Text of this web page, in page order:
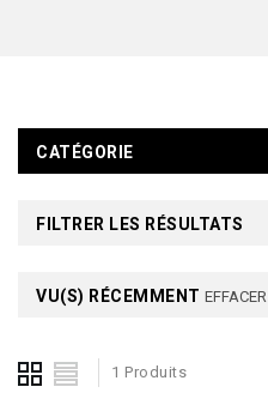
CATÉGORIE
FILTRER LES RÉSULTATS
VU(S) RÉCEMMENT EFFACER
1 Produits